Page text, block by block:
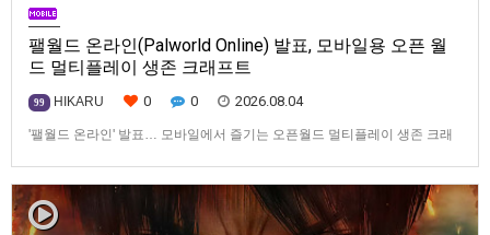
팰월드 온라인(Palworld Online) 발표, 모바일용 오픈 월
드 멀티플레이 생존 크래프트
99 HIKARU 0 0 2026.08.04
'팰월드 온라인' 발표… 모바일에서 즐기는 오픈월드 멀티플레이 생존 크래
인Pocketpair의 정식 라이선스를 받아, 글로벌 히트작 '팰월드(Palworld)'를
기반으로 한…